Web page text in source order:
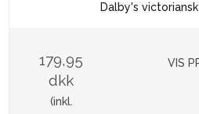
Dalby's
179,95
dkk
(inkl.
VIS